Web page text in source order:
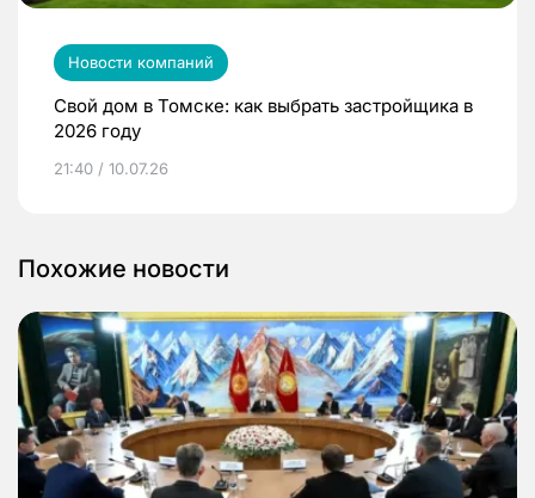
Новости компаний
Свой дом в Томске: как выбрать застройщика в
2026 году
21:40 / 10.07.26
Похожие новости